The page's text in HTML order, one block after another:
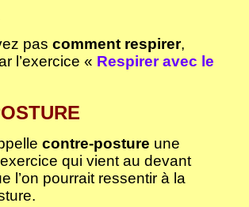
pas comment respirer,
l’exercice « Respirer avec le
contre-posture une
qui vient au devant
l’on pourrait ressentir à la